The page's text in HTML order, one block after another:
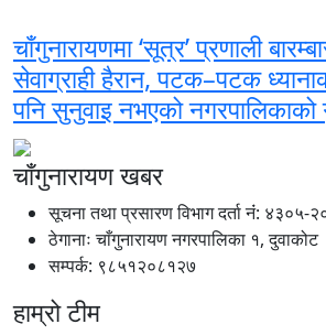
चाँगुनारायणमा ‘सूत्र’ प्रणाली
सेवाग्राही हैरान, पटक–पटक
पनि सुनुवाइ नभएको नगरपालिकाको
चाँगुनारायण खबर
सूचना तथा प्रसारण विभाग दर्ता नंं: ४३०५-
ठेगानाः चाँगुनारायण नगरपालिका १, दुवाकोट
सम्पर्क: ९८५१२०८१२७
हाम्रो टीम